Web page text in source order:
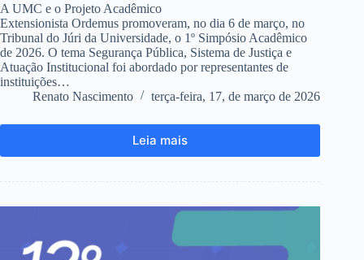
A UMC e o Projeto Acadêmico
Extensionista Ordemus promoveram, no dia 6 de março, no
Tribunal do Júri da Universidade, o 1º Simpósio Acadêmico
de 2026. O tema Segurança Pública, Sistema de Justiça e
Atuação Institucional foi abordado por representantes de
instituições…
Renato Nascimento
terça-feira, 17, de março de 2026
Leia mais